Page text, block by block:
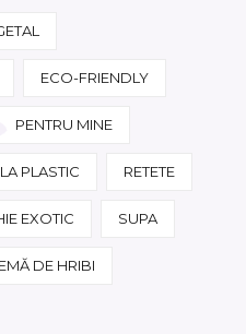
ECO-FRIENDLY
PENTRU MINE
PLASTIC RETETE
EXOTIC SUPA
DE HRIBI